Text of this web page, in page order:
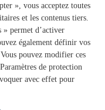
et parquets
», vous acceptez toutes
et les contenus tiers.
» permet d’activer
également définir vos
pouvez modifier ces
de protection
avec effet pour